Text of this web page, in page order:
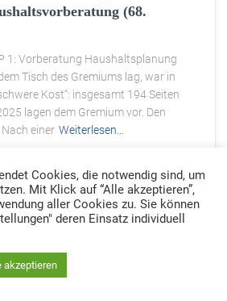
(68.
1: Vorberatung Haushaltsplanung
Tisch des Gremiums lag, war in
Kost“: insgesamt 194 Seiten
lagen dem Gremium vor. Den
einer Weiterlesen…
DATENSCHUTZ
im Gemeinderat Marzling.
Cookies, die notwendig sind, um
Mit Klick auf “Alle akzeptieren”,
aller Cookies zu. Sie können
deren Einsatz individuell
akzeptieren